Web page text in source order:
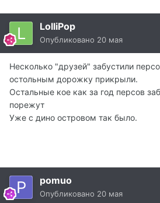
LolliPop
Опубликовано 20 мая
Несколько "друзей" забустили
остольным дорожку прикрыли.
Остальные кое как за год персов
порежут
Уже с дино островом так было.
pomuo
Опубликовано 20 мая